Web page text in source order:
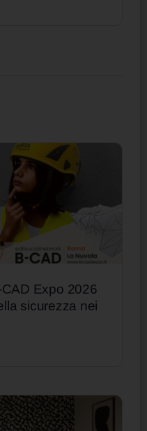
Expo 2026
sicurezza nei